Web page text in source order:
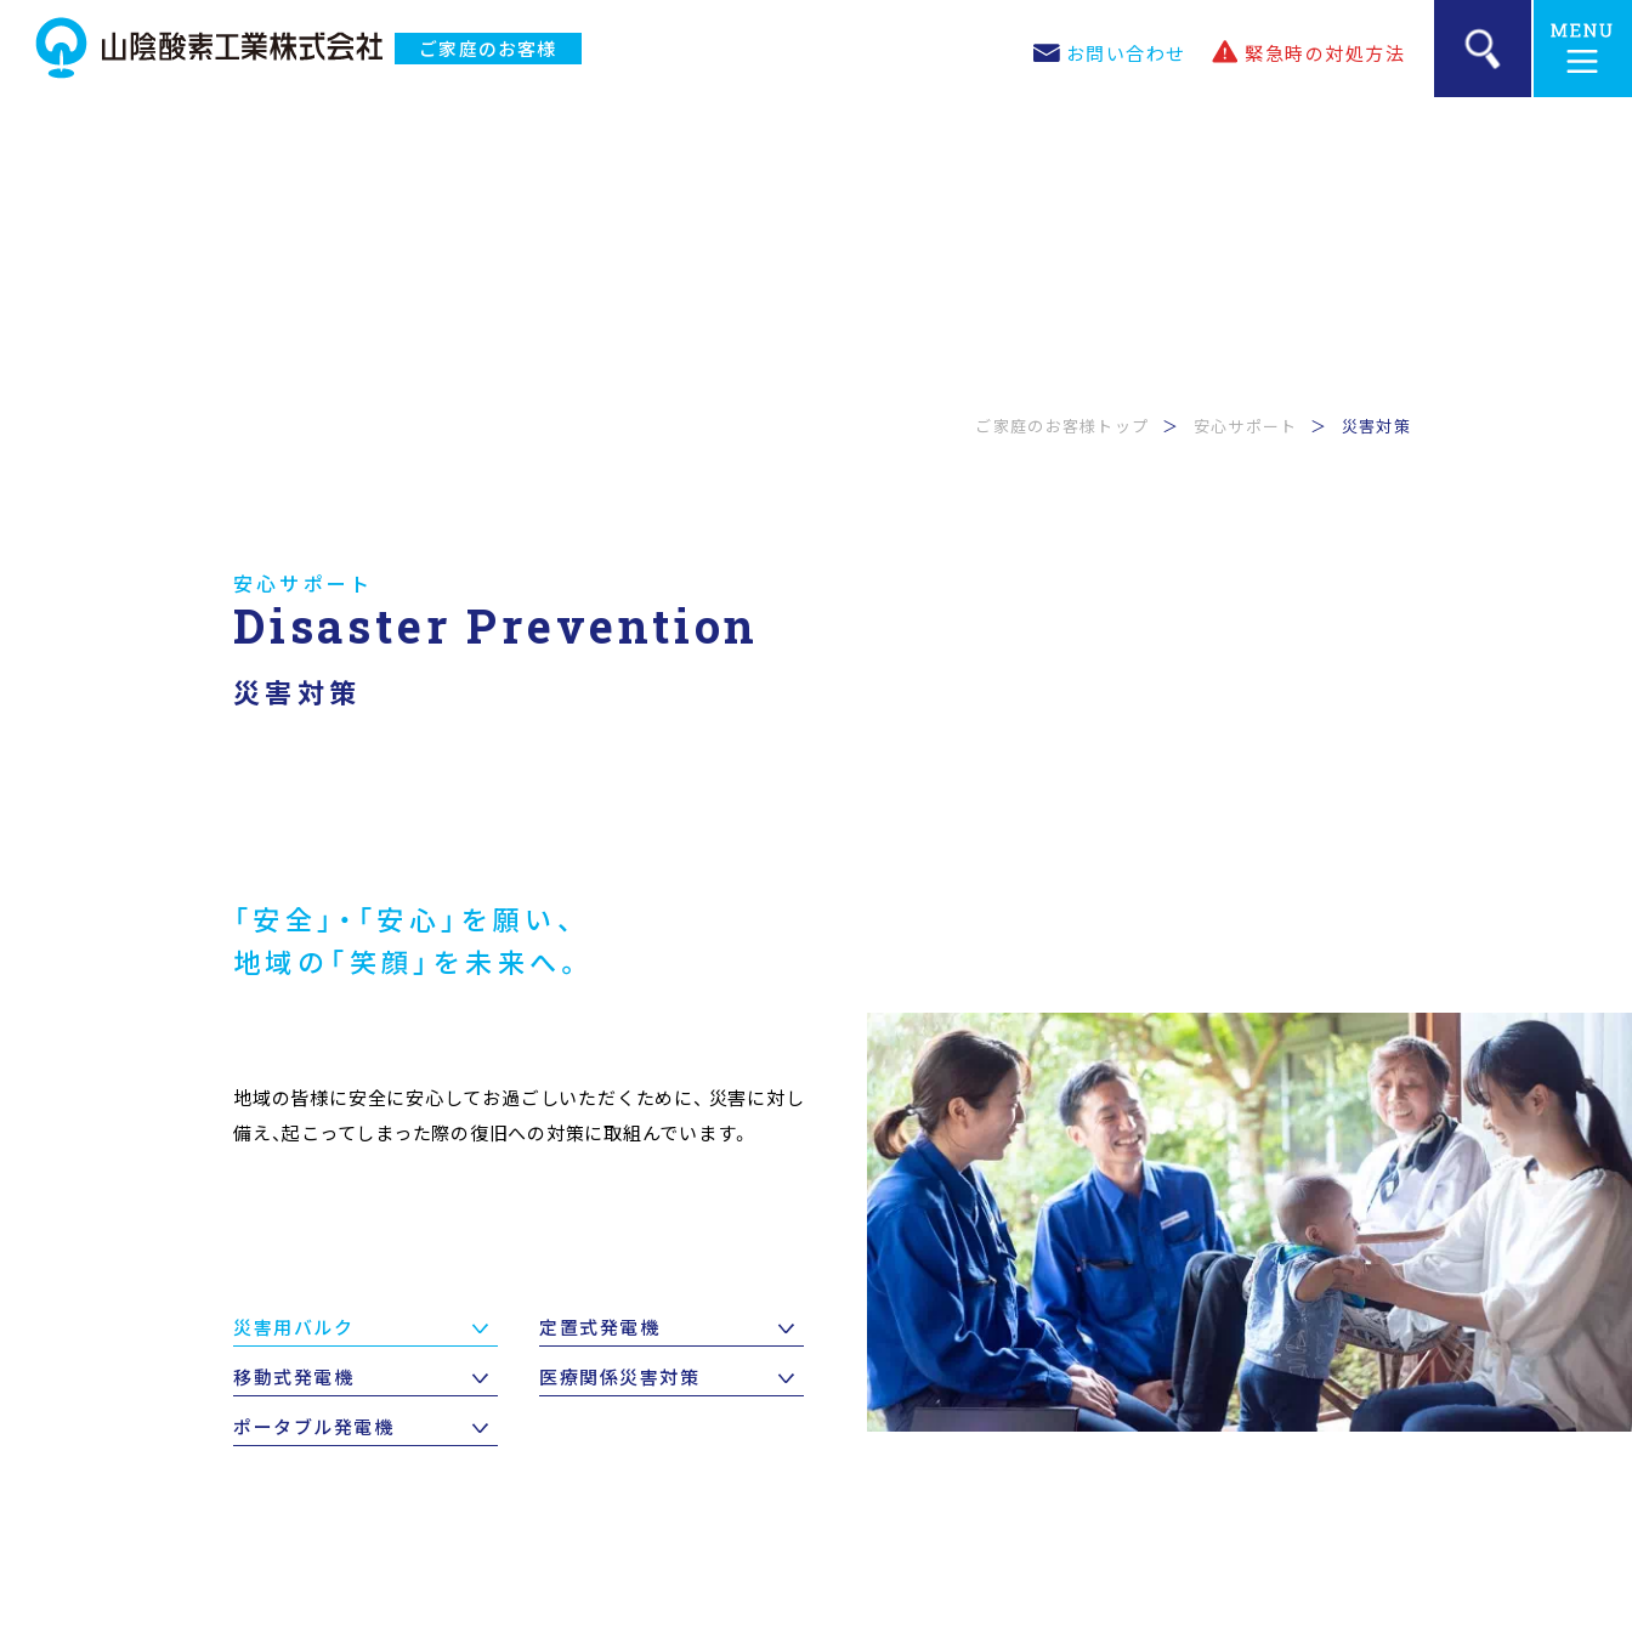
ご家庭のお客様 お問い合わせ 緊急時の対処方法
ご家庭のお客様トップ 安心サポート 災害対策
安心サポート
Disaster Prevention
災害対策
「安全」・「安心」を願い、
地域の「笑顔」を未来へ。
地域の皆様に安全に安心してお過ごしいただくために、 災害に対し
備え、起こってしまった際の復旧への対策に取組んでいます。
災害用バルク
定置式発電機
移動式発電機
医療関係災害対策
ポータブル発電機